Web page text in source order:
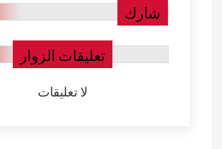
شارك
تعليقات الزوار
لا تعليقات